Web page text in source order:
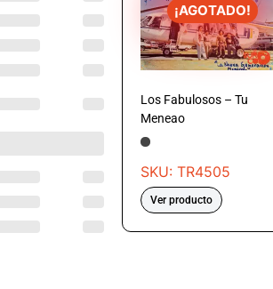
¡AGOTADO!
Los Fabulosos – Tu
Meneao
SKU: TR4505
Ver producto